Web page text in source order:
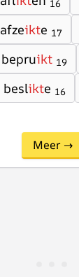
16
afzeikte 17
bepruikt 19
beslikte 16
Meer →